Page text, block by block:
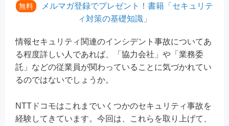
無料
メルマガ登録でプレゼント！書籍「セキュリテ
ィ対策の基礎知識」
情報セキュリティ関連のインシデント事故についてあ
る程度詳しい人であれば、「協力会社」や「業務委
託」などの従業員が関わっていることに気づかれてい
るのではないでしょうか。
NTTドコモはこれまでいくつかのセキュリティ事故を
経験してきています。今回は、これらを取り上げて、